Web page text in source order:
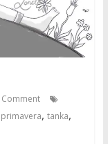
Comment
primavera, tanka,